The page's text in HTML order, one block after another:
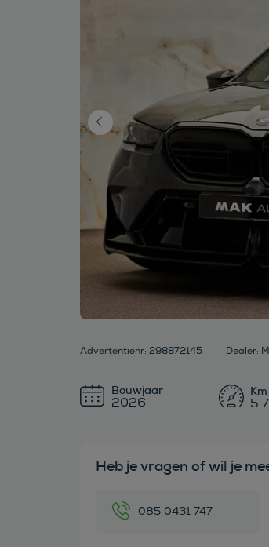
Advertentienr: 298872145 Dealer:
Bouwjaar
2026
Heb je vragen of wil je
085 0431 747